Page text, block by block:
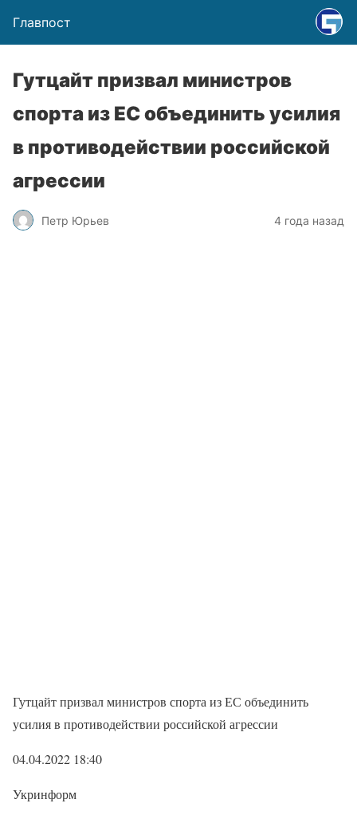
Главпост
Гутцайт призвал министров
спорта из ЕС объединить усилия
в противодействии российской
агрессии
Петр Юрьев 4 года назад
Гутцайт призвал министров спорта из ЕС объединить
усилия в противодействии российской агрессии
04.04.2022 18:40
Укринформ